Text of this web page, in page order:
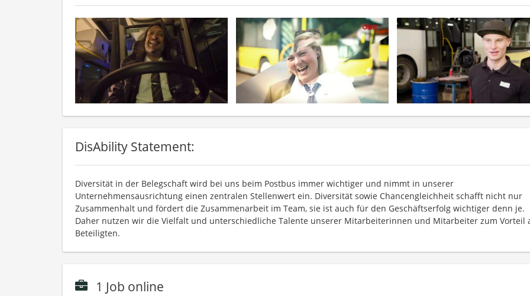
DisAbility Statement:
Diversität in der Belegschaft wird bei uns beim Postbus immer wichtiger und nimmt in unserer
Unternehmensausrichtung einen zentralen Stellenwert ein. Diversität sowie Chancengleichheit schafft nicht nur
Zusammenhalt und fördert die Zusammenarbeit im Team, sie ist auch für den Geschäftserfolg wichtiger denn je.
Daher nutzen wir die Vielfalt und unterschiedliche Talente unserer Mitarbeiterinnen und Mitarbeiter zum Vorteil
Beteiligten.
1 Job online